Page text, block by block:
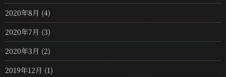
2020年8月 (4)
2020年7月 (3)
2020年3月 (2)
2019年12月 (1)